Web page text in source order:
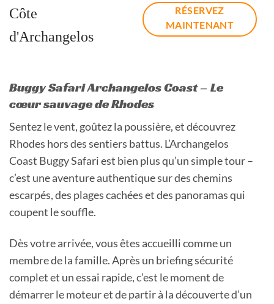
Côte
d'Archangelos
RÉSERVEZ
MAINTENANT
Buggy Safari Archangelos Coast – Le
cœur sauvage de Rhodes
Sentez le vent, goûtez la poussière, et découvrez
Rhodes hors des sentiers battus. L’Archangelos
Coast Buggy Safari est bien plus qu’un simple tour –
c’est une aventure authentique sur des chemins
escarpés, des plages cachées et des panoramas qui
coupent le souffle.
Dès votre arrivée, vous êtes accueilli comme un
membre de la famille. Après un briefing sécurité
complet et un essai rapide, c’est le moment de
démarrer le moteur et de partir à la découverte d’un